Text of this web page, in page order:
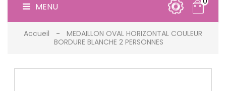
MENU
Accueil
MEDAILLON OVAL HORIZONTAL COULEUR
BORDURE BLANCHE 2 PERSONNES